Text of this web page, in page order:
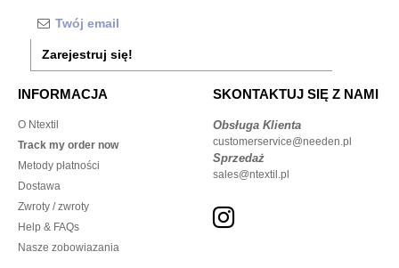
Zarejestruj się!
INFORMACJA
O Ntextil
Track my order now
Metody płatności
Dostawa
Zwroty / zwroty
Help & FAQs
Nasze zobowiazania
SKONTAKTUJ SIĘ Z NAMI
Obsługa Klienta
customerservice@needen.pl
Sprzedaż
sales@ntextil.pl